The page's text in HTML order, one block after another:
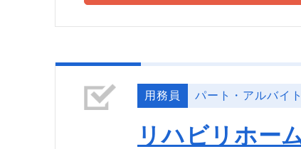
用務員 パート・アルバイ
リハビリホー